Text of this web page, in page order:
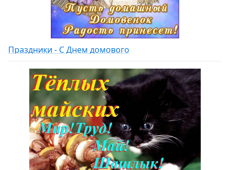
Праздники - С Днем домового